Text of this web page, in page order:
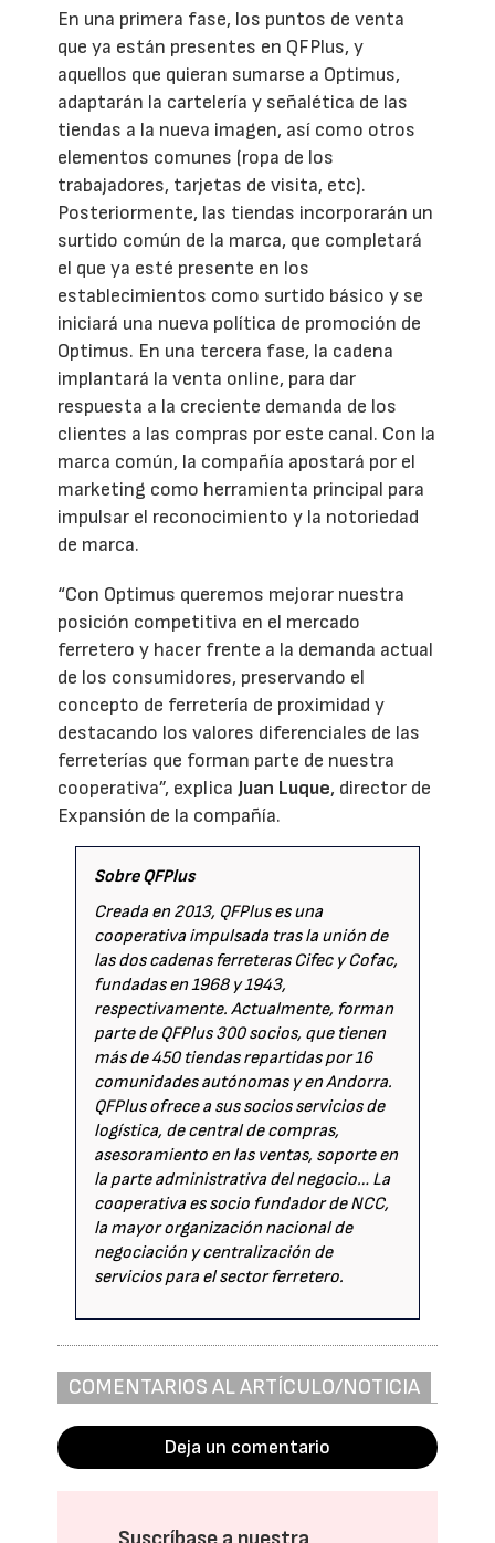
En una primera fase, los puntos de venta
que ya están presentes en QFPlus, y
aquellos que quieran sumarse a Optimus,
adaptarán la cartelería y señalética de las
tiendas a la nueva imagen, así como otros
elementos comunes (ropa de los
trabajadores, tarjetas de visita, etc).
Posteriormente, las tiendas incorporarán un
surtido común de la marca, que completará
el que ya esté presente en los
establecimientos como surtido básico y se
iniciará una nueva política de promoción de
Optimus. En una tercera fase, la cadena
implantará la venta online, para dar
respuesta a la creciente demanda de los
clientes a las compras por este canal. Con la
marca común, la compañía apostará por el
marketing como herramienta principal para
impulsar el reconocimiento y la notoriedad
de marca.
“Con Optimus queremos mejorar nuestra
posición competitiva en el mercado
ferretero y hacer frente a la demanda actual
de los consumidores, preservando el
concepto de ferretería de proximidad y
destacando los valores diferenciales de las
ferreterías que forman parte de nuestra
cooperativa”, explica Juan Luque, director de
Expansión de la compañía.
Sobre QFPlus
Creada en 2013, QFPlus es una
cooperativa impulsada tras la unión de
las dos cadenas ferreteras Cifec y Cofac,
fundadas en 1968 y 1943,
respectivamente. Actualmente, forman
parte de QFPlus 300 socios, que tienen
más de 450 tiendas repartidas por 16
comunidades autónomas y en Andorra.
QFPlus ofrece a sus socios servicios de
logística, de central de compras,
asesoramiento en las ventas, soporte en
la parte administrativa del negocio… La
cooperativa es socio fundador de NCC,
la mayor organización nacional de
negociación y centralización de
servicios para el sector ferretero.
COMENTARIOS AL ARTÍCULO/NOTICIA
Deja un comentario